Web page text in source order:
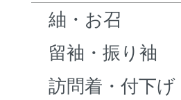
紬・お召
留袖・振り袖
訪問着・付下げ